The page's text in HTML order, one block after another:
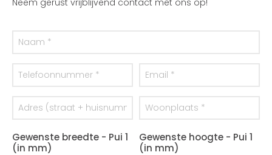
Neem gerust vrijblijvend contact met ons op!
Gewenste breedte - Pui 1
(in mm)
Gewenste hoogte - Pui 1
(in mm)